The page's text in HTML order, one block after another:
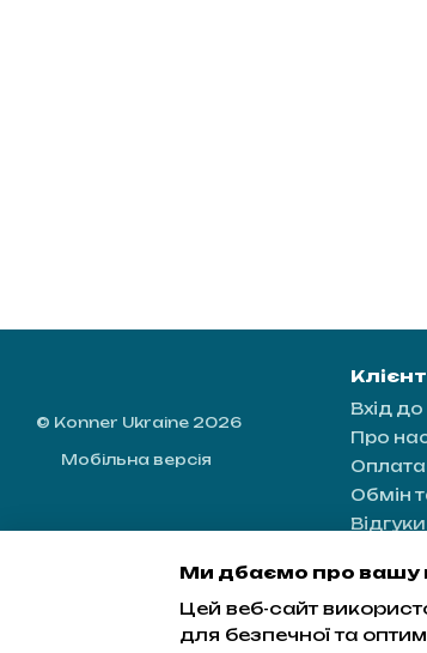
© Konner Ukraine 2026
Мобільна версія
Вхід до
Про
Оплата
Обмін
Блог
Угода
Мапа
Ми дбаємо про вашу
Цей веб-сайт
для безпечної та